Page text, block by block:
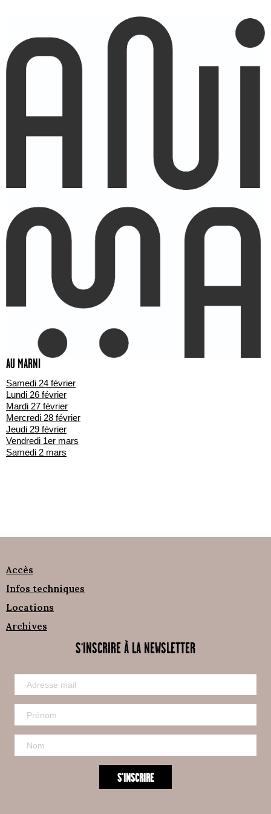
AU MARNI
Samedi 24 février
Lundi 26 février
Mardi 27 février
Mercredi 28 février
Jeudi 29 février
Vendredi 1er mars
Samedi 2 mars
Accès
Infos techniques
Locations
Archives
S'INSCRIRE À LA NEWSLETTER